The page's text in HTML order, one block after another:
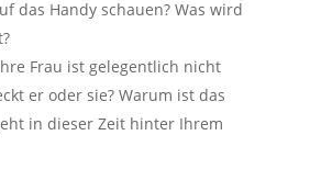
das Handy schauen? Was wird
Frau ist gelegentlich nicht
er oder sie? Warum ist das
in dieser Zeit hinter Ihrem